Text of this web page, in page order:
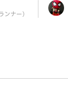
ナー）